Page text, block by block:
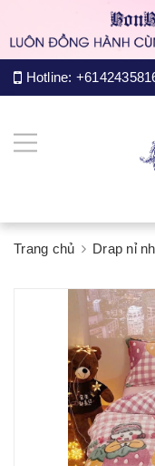
Hotline:
Trang chủ Drap nỉ